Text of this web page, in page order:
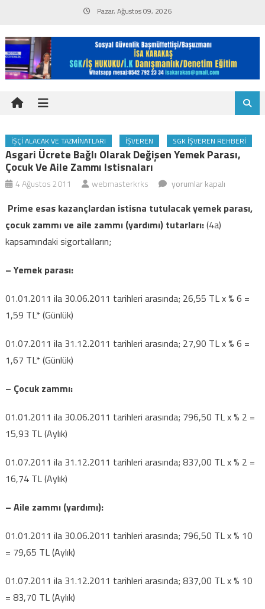
content
Pazar, Ağustos 09, 2026
İŞÇI ALACAK VE TAZMINATLARI İŞVEREN SGK İŞVEREN REHBERI
Asgari Ücrete Bağlı Olarak Değişen Yemek Parası,
Çocuk Ve Aile Zammı Istisnaları
4 Ağustos 2011 webmasterkrks
asgari
bağlı
olarak
ve
istisnaları
yorumlar kapalı
Prime esas kazançlardan istisna tutulacak yemek parası,
çocuk zammı ve aile zammı (yardımı) tutarları:(4a)
kapsamındaki sigortalıların;
– Yemek parası:
01.01.2011 ila 30.06.2011 tarihleri arasında; 26,55 TL x % 6 =
1,59 TL* (Günlük)
01.07.2011 ila 31.12.2011 tarihleri arasında; 27,90 TL x % 6 =
1,67 TL* (Günlük)
– Çocuk zammı:
01.01.2011 ila 30.06.2011 tarihleri arasında; 796,50 TL x % 2 =
15,93 TL (Aylık)
01.07.2011 ila 31.12.2011 tarihleri arasında; 837,00 TL x % 2 =
16,74 TL (Aylık)
– Aile zammı (yardımı):
01.01.2011 ila 30.06.2011 tarihleri arasında; 796,50 TL x % 10
= 79,65 TL (Aylık)
01.07.2011 ila 31.12.2011 tarihleri arasında; 837,00 TL x % 10
= 83,70 TL (Aylık)